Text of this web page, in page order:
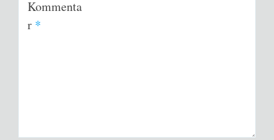
Kommenta
r *